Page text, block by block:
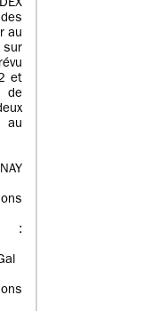
au
sur
et
de
au
: